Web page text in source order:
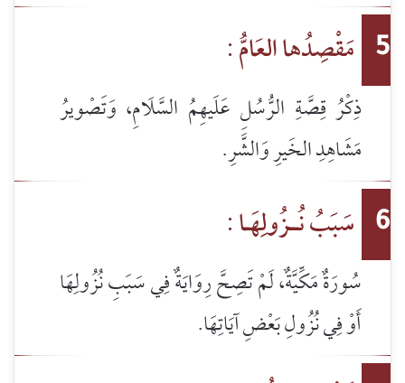
5 مَقْصِدُها العَامُّ :
ذِكْرُ قِصَّةِ الرُّسُلِ عَلَيهِمُ السَّلَامِ، وَتَصْويرُ
مَشَاهِدِ الخَيرِ وَالشَّرِ.
6 سَبَبُ نُــزُولِهَـا :
سُورَةٌ مَكِّيَّةٌ، لَمْ تَصِحَّ رِوَايَةٌ فِي سَبَبِ نُزُولِهَا
أَوْ فِي نُزُولِ بَعْضِ آيَاتِهَا.